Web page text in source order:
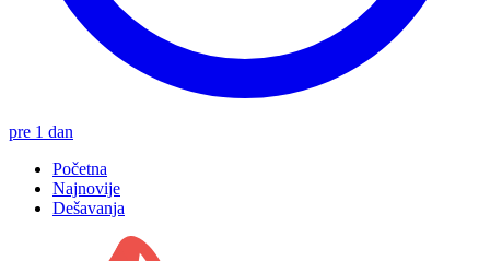
pre 1 dan
Početna
Najnovije
Dešavanja